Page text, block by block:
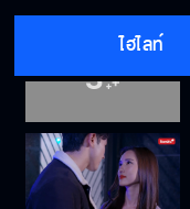
ไฮไลท์